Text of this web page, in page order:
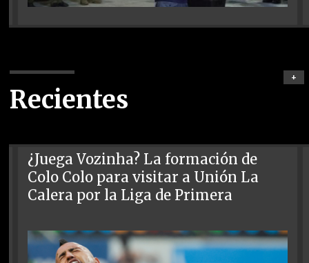
Recientes
+
¿Juega Vozinha? La formación de
Colo Colo para visitar a Unión La
Calera por la Liga de Primera